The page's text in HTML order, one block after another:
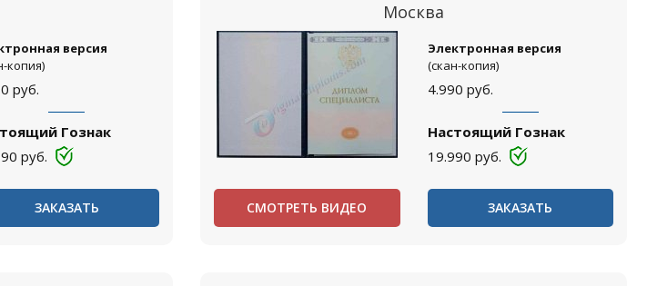
версия
копия)
руб.
Гознак
руб.
ЗАКАЗАТЬ
Москва
Электронная версия
(скан-копия)
4.990 руб.
Настоящий Гознак
19.990 руб.
СМОТРЕТЬ ВИДЕО ЗАКАЗАТЬ